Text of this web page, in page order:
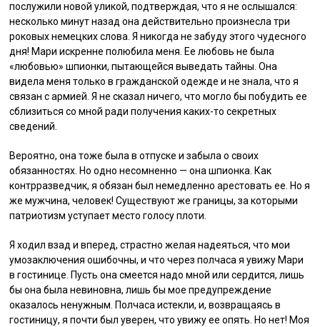
послужили новой уликой, подтверждая, что я не ослышался:
несколько минут назад она действительно произнесла три
роковых немецких слова. Я никогда не забуду этого чудесного
дня! Мари искренне полюбила меня. Ее любовь не была
«любовью» шпионки, пытающейся выведать тайны. Она
видела меня только в гражданской одежде и не знала, что я
связан с армией. Я не сказал ничего, что могло бы побудить ее
сблизиться со мной ради получения каких-то секретных
сведений.
Вероятно, она тоже была в отпуске и забыла о своих
обязанностях. Но одно несомненно — она шпионка. Как
контрразведчик, я обязан был немедленно арестовать ее. Но я
же мужчина, человек! Существуют же границы, за которыми
патриотизм уступает место голосу плоти.
Я ходил взад и вперед, страстно желая надеяться, что мои
умозаключения ошибочны, и что через полчаса я увижу Мари
в гостинице. Пусть она смеется надо мной или сердится, лишь
бы она была невиновна, лишь бы мое предупреждение
оказалось ненужным. Полчаса истекли, и, возвращаясь в
гостиницу, я почти был уверен, что увижу ее опять. Но нет! Моя